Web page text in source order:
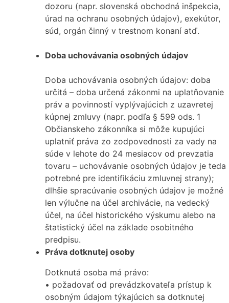
dozoru (napr. slovenská obchodná inšpekcia,
úrad na ochranu osobných údajov), exekútor,
súd, orgán činný v trestnom konaní atď.
Doba uchovávania osobných údajov
Doba uchovávania osobných údajov: doba
určitá – doba určená zákonmi na uplatňovanie
práv a povinností vyplývajúcich z uzavretej
kúpnej zmluvy (napr. podľa § 599 ods. 1
Občianskeho zákonníka si môže kupujúci
uplatniť práva zo zodpovednosti za vady na
súde v lehote do 24 mesiacov od prevzatia
tovaru – uchovávanie osobných údajov je teda
potrebné pre identifikáciu zmluvnej strany);
dlhšie spracúvanie osobných údajov je možné
len výlučne na účel archivácie, na vedecký
účel, na účel historického výskumu alebo na
štatistický účel na základe osobitného
predpisu.
Práva dotknutej osoby
Dotknutá osoba má právo:
• požadovať od prevádzkovateľa prístup k
osobným údajom týkajúcich sa dotknutej